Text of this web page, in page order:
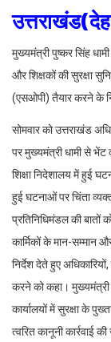
मुख्यमंत्री पुष्कर सिंह धामी
और शिक्षकों की सुरक्षा
(एसओपी) तैयार करने के
सोमवार को उत्तराखंड
पर मुख्यमंत्री धामी से भेंट
शिक्षा निदेशालय में हुई
हुई घटनाओं पर चिंता
प्रतिनिधिमंडल की बातों
कार्मिकों के मान-सम्मान
निर्देश देते हुए
करने को कहा। मुख्यमंत्री
कार्यालयों में सुरक्षा के
त्वरित कानूनी कार्रवाई